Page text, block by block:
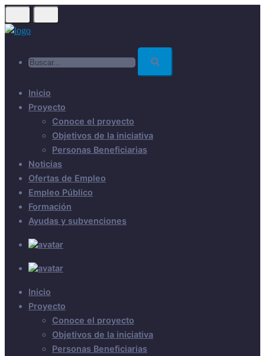
Skip
to
Inicio
Proyecto
Conoce el proyecto
Objetivos de la iniciativa
Personas Beneficiarias
Noticias
Ofertas de Empleo
Empleo Público
Formación
Ayudas y subvenciones
Inicio
Proyecto
Conoce el proyecto
Objetivos de la iniciativa
Personas Beneficiarias